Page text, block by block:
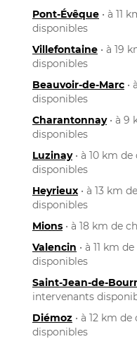
Pont-Évêque • à 11
disponibles
Villefontaine • à 19
disponibles
Beauvoir-de-Marc •
disponibles
Charantonnay• à 9
disponibles
Luzinay• à 10 km
disponibles
Heyrieux • à 13 km
disponibles
Mions • à 18 km de
Valencin • à 11 km
disponibles
Saint-Jean-de-
intervenants
Diémoz • à 12 km
disponibles